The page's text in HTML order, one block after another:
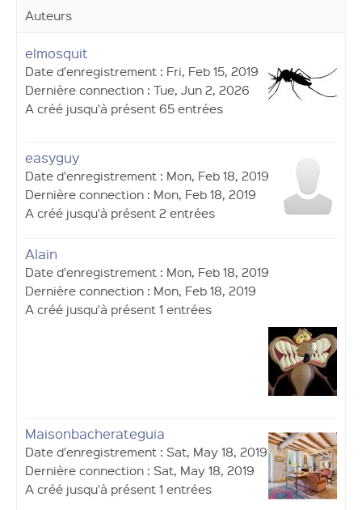
Auteurs
elmosquit
Date d'enregistrement : Fri, Feb 15, 2019
Dernière connection : Tue, Jun 2, 2026
A créé jusqu'à présent 65 entrées
easyguy
Date d'enregistrement : Mon, Feb 18, 2019
Dernière connection : Mon, Feb 18, 2019
A créé jusqu'à présent 2 entrées
Alain
Date d'enregistrement : Mon, Feb 18, 2019
Dernière connection : Mon, Feb 18, 2019
A créé jusqu'à présent 1 entrées
Maisonbacherateguia
Date d'enregistrement : Sat, May 18, 2019
Dernière connection : Sat, May 18, 2019
A créé jusqu'à présent 1 entrées